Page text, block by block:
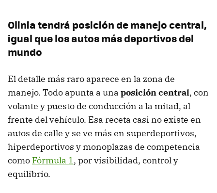
Olinia tendrá posición de manejo central,
igual que los autos más deportivos del
mundo
El detalle más raro aparece en la zona de
manejo. Todo apunta a una posición central, con
volante y puesto de conducción a la mitad, al
frente del vehículo. Esa receta casi no existe en
autos de calle y se ve más en superdeportivos,
hiperdeportivos y monoplazas de competencia
como Fórmula 1, por visibilidad, control y
equilibrio.